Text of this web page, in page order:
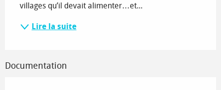
villages qu’il devait alimenter…et...
Lire la suite
Documentation